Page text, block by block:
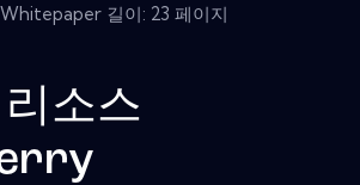
길이: 23 페이지
소스